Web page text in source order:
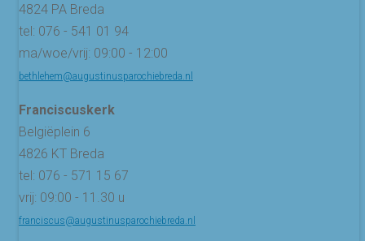
4824 PA Breda
tel: 076 - 541 01 94
ma/woe/vrij: 09:00 - 12:00
bethlehem@augustinusparochiebreda.nl
Franciscuskerk
Belgiëplein 6
4826 KT Breda
tel: 076 - 571 15 67
vrij: 09:00 - 11.30 u
franciscus@augustinusparochiebreda.nl